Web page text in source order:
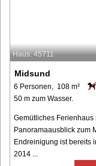
Haus: 45711
Midsund
6 Personen, 108 m²
50 m zum Wasser.
Gemütliches
Panoramaausblick zum
Endreinigung ist bereits
2014 ...